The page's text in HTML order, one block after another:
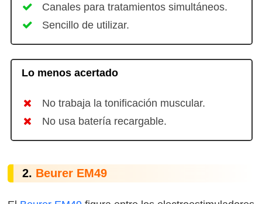
Canales para tratamientos simultáneos.
Sencillo de utilizar.
Lo menos acertado
No trabaja la tonificación muscular.
No usa batería recargable.
2. Beurer EM49